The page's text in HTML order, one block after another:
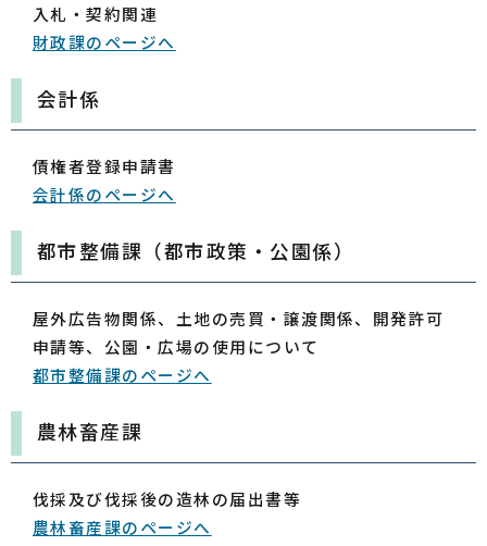
入札・契約関連
財政課のページへ
会計係
債権者登録申請書
会計係のページへ
都市整備課（都市政策・公園係）
屋外広告物関係、土地の売買・譲渡関係、開発許可
申請等、公園・広場の使用について
都市整備課のページへ
農林畜産課
伐採及び伐採後の造林の届出書等
農林畜産課のページへ